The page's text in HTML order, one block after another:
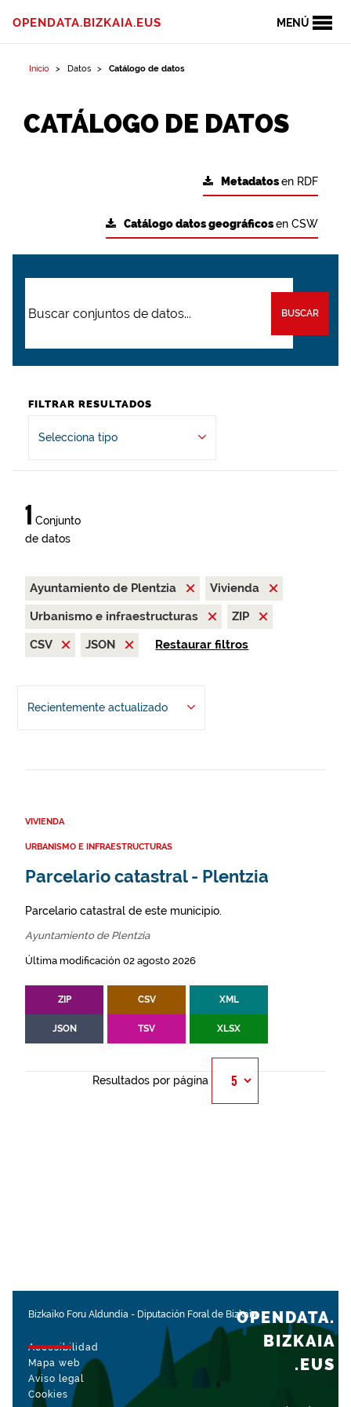
MENÚ
OPENDATA.BIZKAIA.EUS
Inicio Datos Catálogo de datos
CATÁLOGO DE DATOS
Metadatosen RDF
Catálogo datos geográficosen CSW
BUSCAR
FILTRAR RESULTADOS
Selecciona tipo
1 Conjunto
de datos
Ayuntamiento de Plentzia
Vivienda
Urbanismo e infraestructuras
ZIP
CSV
JSON Restaurar filtros
Recientemente actualizado
VIVIENDA
URBANISMO E INFRAESTRUCTURAS
Parcelario catastral - Plentzia
Parcelario catastral de este municipio.
Ayuntamiento de Plentzia
Última modificación 02 agosto 2026
ZIP CSV XML
JSON TSV XLSX
Resultados por página
Bizkaiko Foru Aldundia - Diputación Foral de Bizkaia
Accesibilidad
Mapa web
Aviso legal
Cookies
OPENDATA.
BIZKAIA
.EUS